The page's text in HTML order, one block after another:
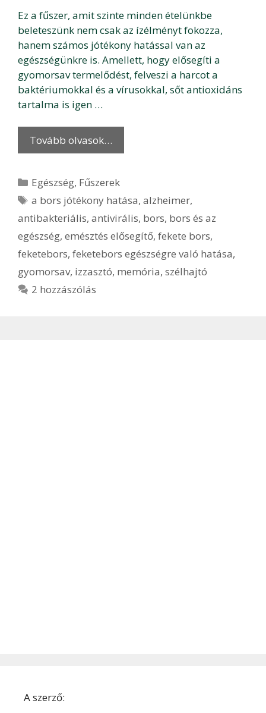
Ez a fűszer, amit szinte minden ételünkbe
beleteszünk nem csak az ízélményt fokozza,
hanem számos jótékony hatással van az
egészségünkre is. Amellett, hogy elősegíti a
gyomorsav termelődést, felveszi a harcot a
baktériumokkal és a vírusokkal, sőt antioxidáns
tartalma is igen …
Tovább olvasok…
Kategória
Egészség, Fűszerek
Címkék
a bors jótékony hatása,alzheimer,
antibakteriális, antivirális, bors, bors és az
egészség, emésztés elősegítő, fekete bors,
feketebors, feketebors egészségre való hatása,
gyomorsav, izzasztó, memória, szélhajtó
2 hozzászólás
A szerző: